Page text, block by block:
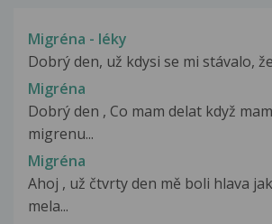
Migréna - léky
Dobrý den, už kdysi se mi stávalo,
Migréna
Dobrý den , Co mam delat když
migrenu...
Migréna
Ahoj , už čtvrty den mě boli hlava
mela...